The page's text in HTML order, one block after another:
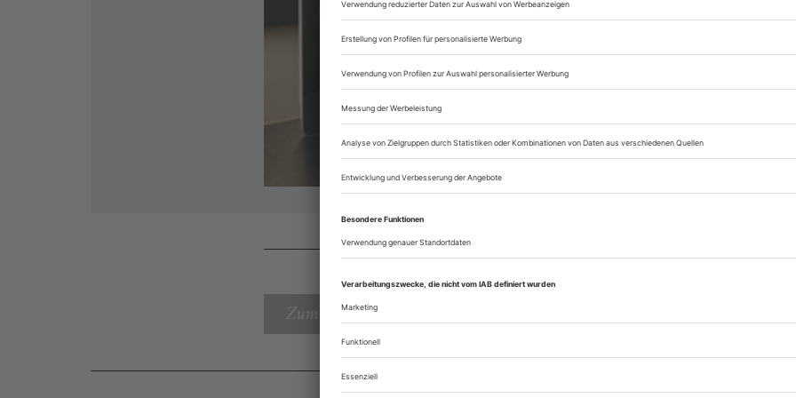
Sie können alle Vorteile
sofort nutzen
Digital-Abo testen
Zum Inhaltsverzeichnis